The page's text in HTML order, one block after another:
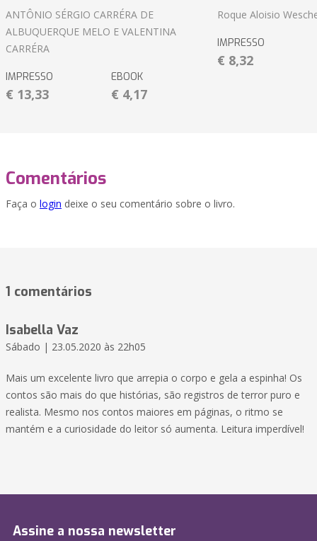
ANTÔNIO SÉRGIO CARRÉRA DE
ALBUQUERQUE MELO E VALENTINA
CARRÉRA
IMPRESSO
€ 13,33
EBOOK
€ 4,17
Roque Aloisio
IMPRESSO
€ 8,32
Comentários
Faça o login deixe o seu comentário sobre o livro.
1 comentários
Isabella Vaz
Sábado | 23.05.2020 às 22h05
Mais um excelente livro que arrepia o corpo e gela a espinha! Os
contos são mais do que histórias, são registros de terror puro e
realista. Mesmo nos contos maiores em páginas, o ritmo se
mantém e a curiosidade do leitor só aumenta. Leitura imperdível!
Assine a nossa newsletter